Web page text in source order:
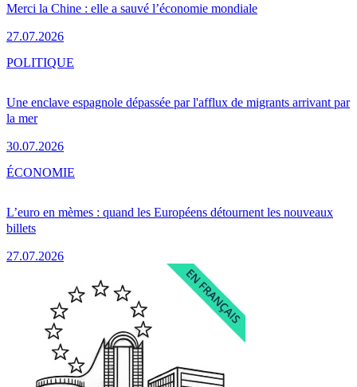
Merci la Chine : elle a sauvé l’économie mondiale
27.07.2026
Une enclave espagnole dépassée par l'afflux de migrants arrivant par
la mer
30.07.2026
POLITIQUE
L’euro en mèmes : quand les Européens détournent les nouveaux
billets
27.07.2026
ÉCONOMIE